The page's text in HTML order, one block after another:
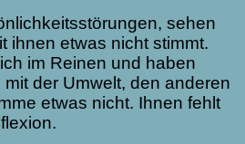
sehen
ihnen etwas nicht stimmt.
im Reinen und haben
der Umwelt, den anderen
etwas nicht. Ihnen fehlt